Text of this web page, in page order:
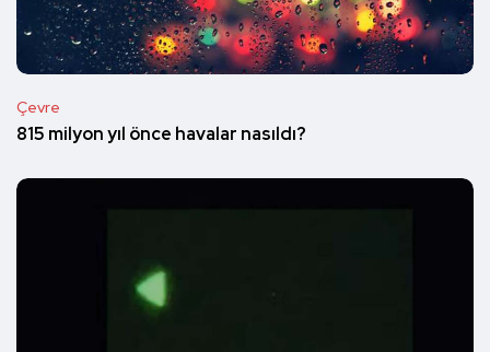
Çevre
815 milyon yıl önce havalar nasıldı?